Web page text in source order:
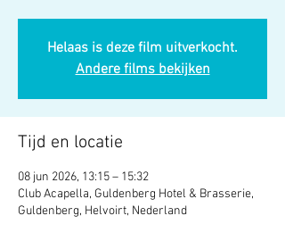
Helaas is deze film uitverkocht.
Andere films bekijken
Tijd en locatie
08 jun 2026, 13:15 – 15:32
Club Acapella, Guldenberg Hotel & Brasserie,
Guldenberg, Helvoirt, Nederland